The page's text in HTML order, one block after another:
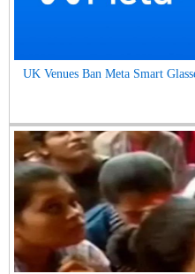
UK Venues Ban Meta Smart